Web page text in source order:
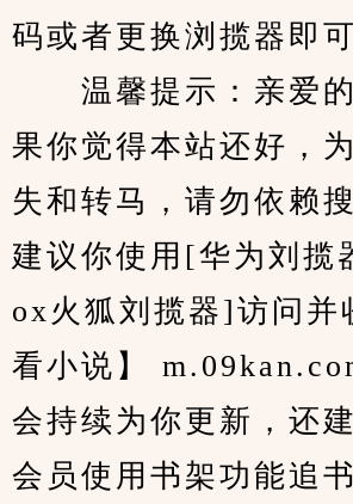
码或者更换浏揽器即可
温馨提示：亲爱的
果你觉得本站还好，
失和转马，请勿依赖
建议你使用[华为刘
ox火狐刘揽器]访问并
看小说】
会持续为你更新，还
会员使用书架功能追